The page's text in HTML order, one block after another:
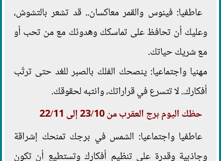
عاطفيا: فينوس والقمر معاكسان.. قد تشعر بالتشوش،
وعليك أن تحافظ على تماسكك وهدوئك مع من تحب أو
مع شريك حياتك.
مهنيا واجتماعيا: ينصحك الفلك بالصبر للغد حتى ترتّب
أفكارك.. لا تتسرع في قراراتك، وانتبه لحقوقك.
حظك اليوم برج العقرب من 23/10 إلى 22/11
عاطفيا واجتماعيا: الشمس في برجك تمنحك إشراقة
وجاذبية وقدرة على تنظيم أفكارك وتستطيع أن تكون